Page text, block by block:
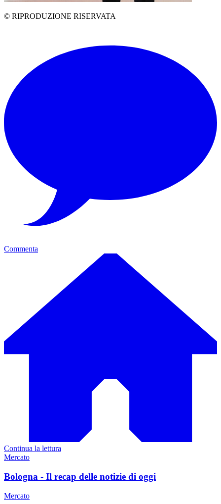
© RIPRODUZIONE RISERVATA
Commenta
Continua la lettura
Mercato
Bologna - Il recap delle notizie di oggi
Mercato